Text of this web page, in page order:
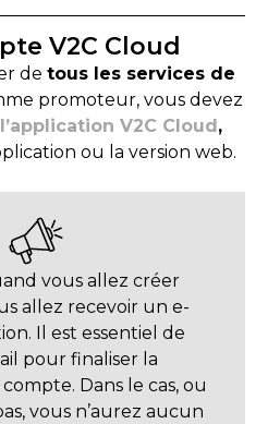
V2C Cloud
de tous les services de
promoteur, vous devez
V2C Cloud,
ou la version web.
vous allez créer
allez recevoir un e-
Il est essentiel de
pour finaliser la
Dans le cas, ou
vous n’aurez aucun